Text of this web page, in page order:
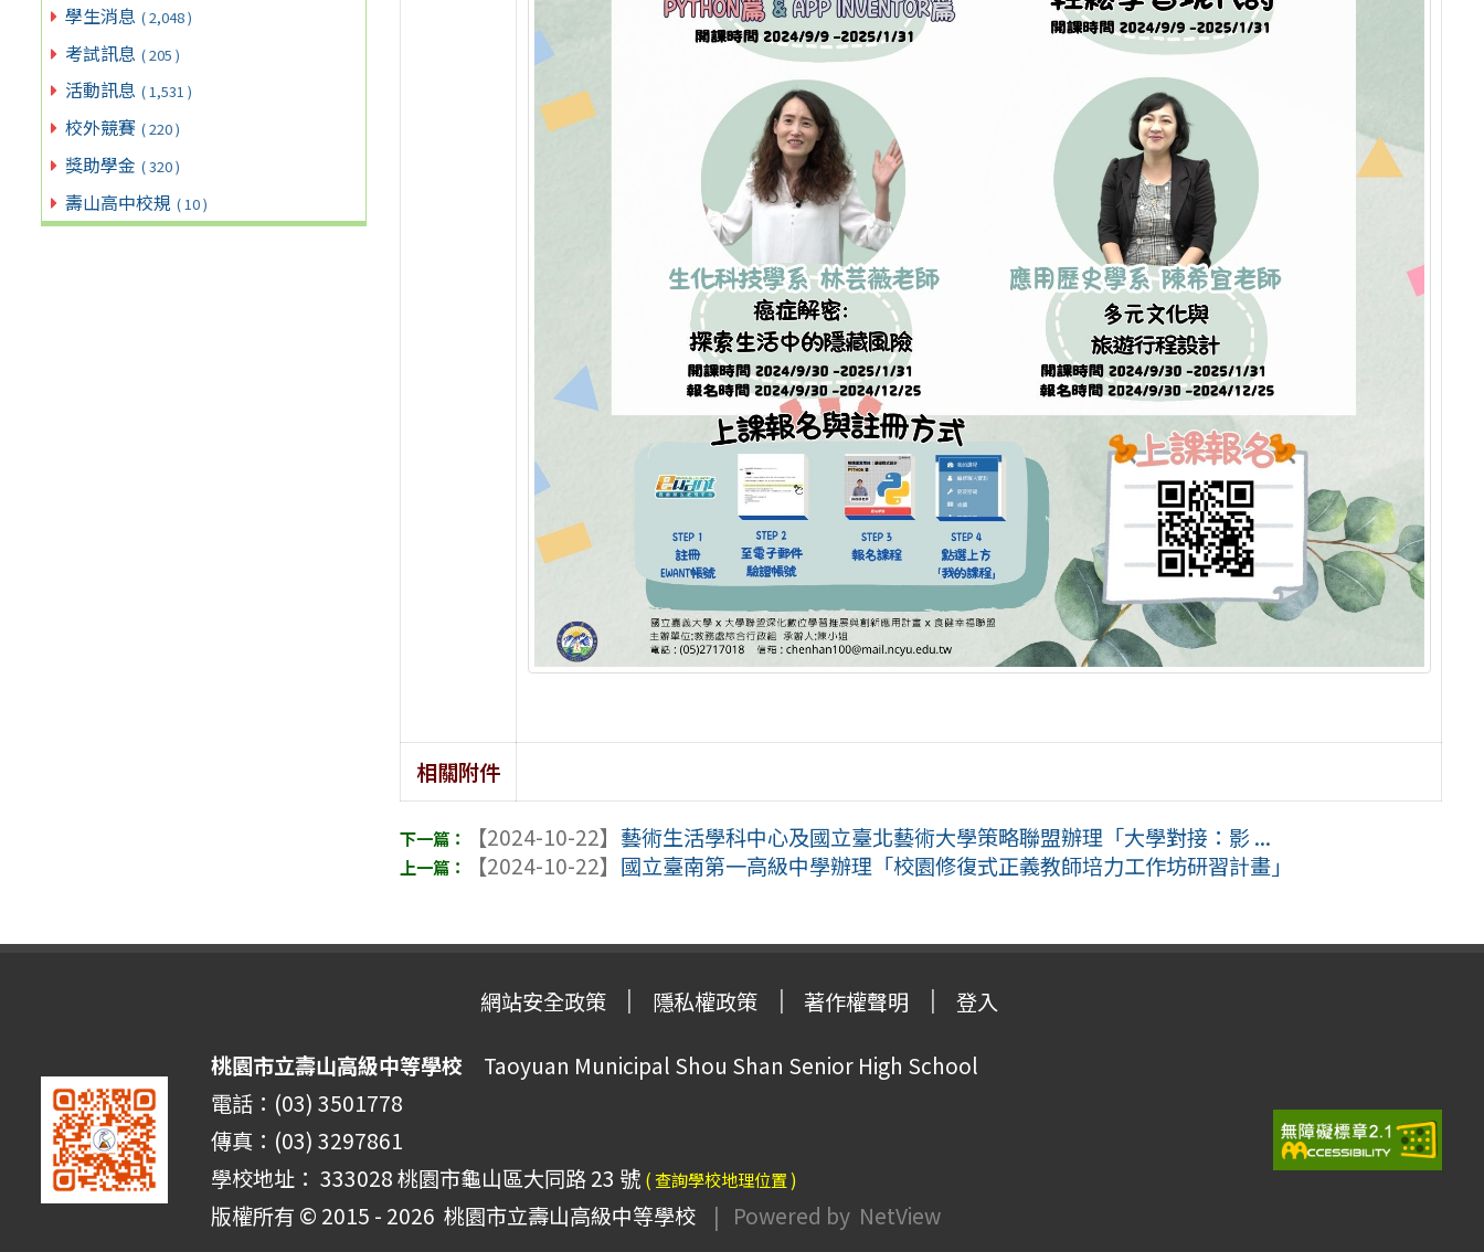
學生消息 ( 2,048 )
考試訊息 ( 205 )
活動訊息 ( 1,531 )
校外競賽 ( 220 )
獎助學金 ( 320 )
壽山高中校規 ( 10 )
相關附件
【2024-10-22】 藝術生活學科中心及國立臺北藝術大學策略聯盟辦理「大學對接：影 ...
【2024-10-22】 國立臺南第一高級中學辦理「校園修復式正義教師培力工作坊研習計畫」
網站安全政策 隱私權政策 著作權聲明 登入
桃園市立壽山高級中等學校 Taoyuan Municipal Shou Shan Senior High School
電話：(03) 3501778
傳真：(03) 3297861
學校地址： 333028 桃園市龜山區大同路 23 號 ( 查詢學校地理位置 )
版權所有 © 2015 - 2026 桃園市立壽山高級中等學校 | Powered by NetView